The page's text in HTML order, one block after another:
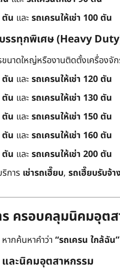
ตัน และรถเครนให้เช่า 100 ตัน
รรทุกพิเศษ (Heavy
ขนาดใหญ่หรืองานติดตั้งเครื่องจั
ตัน และรถเครนให้เช่า 120 ตัน
ตัน และรถเครนให้เช่า 130 ตัน
ตัน และรถเครนให้เช่า 150 ตัน
ตัน และรถเครนให้เช่า 160 ตัน
ตัน และรถเครนให้เช่า 200 ตัน
การ เช่ารถเฮี๊ยบ, รถเฮี๊ยบรับจ้า
ครอบคลุมนิคมอุต
ากค้นหาคำว่า “รถเครน ใกล้ฉัน”
ละนิคมอุตสาหกรรม